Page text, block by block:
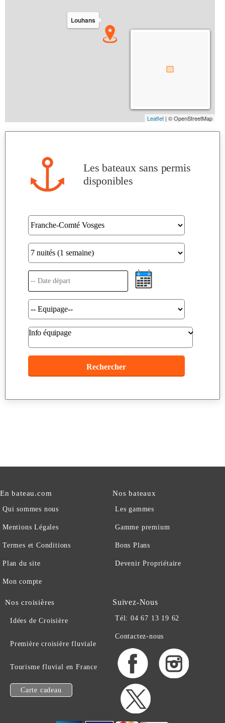
Les bateaux sans permis
disponibles
Info équipage
En bateau.com
Qui sommes nous
Mentions Légales
Termes et Conditions
Plan du site
Mon compte
Nos bateaux
Les gammes
Gamme premium
Bons Plans
Devenir Propriétaire
Nos croisières
Idées de Croisière
Première croisière fluviale
Tourisme fluvial en France
Carte cadeau
Suivez-Nous
Tél: 04 67 13 19 62
Contactez-nous